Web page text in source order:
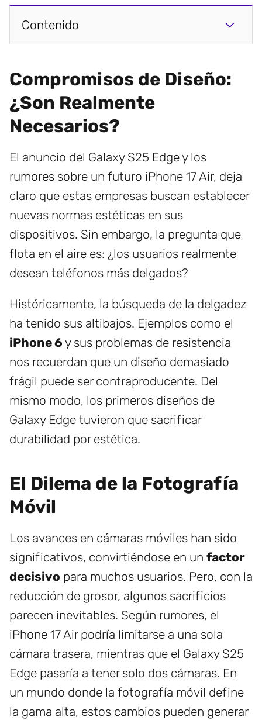
Contenido
Compromisos de Diseño:
¿Son Realmente
Necesarios?
El anuncio del Galaxy S25 Edge y los
rumores sobre un futuro iPhone 17 Air, deja
claro que estas empresas buscan establecer
nuevas normas estéticas en sus
dispositivos. Sin embargo, la pregunta que
flota en el aire es: ¿los usuarios realmente
desean teléfonos más delgados?
Históricamente, la búsqueda de la delgadez
ha tenido sus altibajos. Ejemplos como el
iPhone 6 y sus problemas de resistencia
nos recuerdan que un diseño demasiado
frágil puede ser contraproducente. Del
mismo modo, los primeros diseños de
Galaxy Edge tuvieron que sacrificar
durabilidad por estética.
El Dilema de la Fotografía
Móvil
Los avances en cámaras móviles han sido
significativos, convirtiéndose en un factor
decisivo para muchos usuarios. Pero, con la
reducción de grosor, algunos sacrificios
parecen inevitables. Según rumores, el
iPhone 17 Air podría limitarse a una sola
cámara trasera, mientras que el Galaxy S25
Edge pasaría a tener solo dos cámaras. En
un mundo donde la fotografía móvil define
la gama alta, estos cambios pueden generar